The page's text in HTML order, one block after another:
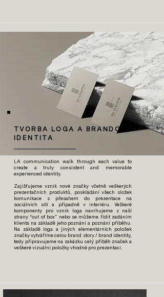
TVORBA LOGA A BRANDOVÁ
IDENTITA
LA communication walk through each value to
create a truly consistent and memorable
experienced identity.
Zajišťujeme vznik nové značky včetně veškerých
prezentačních produktů, poskládání všech složek
komunikace s přesahem do prezentace na
sociálních sítía případně v interiéru. Veškeré
komponenty pro vznik loga navrhujeme z naší
strany “out of box” nebo se můžeme řídit zadáním
klienta na základě jeho poznání a poznání příběhu.
Na základě loga a jiných elementárních položek
značky vytváříme celou brand story / brand identity,
tedy připravujeme na zakázku celý příběh značek a
veškeré vizuální položky vhodné pro prezentaci.